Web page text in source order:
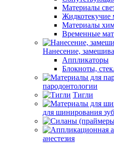
Материалы
Жидкотекучие
Материалы
Временные
Нанесение,
Аппликаторы
Блокноты,
пародонтологии
Тигли
для шинирования
анестезия